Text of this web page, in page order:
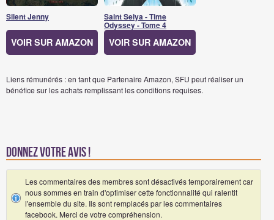
Silent Jenny
VOIR SUR AMAZON
Saint Seiya - Time
Odyssey - Tome 4
VOIR SUR AMAZON
Liens rémunérés : en tant que Partenaire Amazon, SFU peut réaliser un
bénéfice sur les achats remplissant les conditions requises.
Donnez votre avis !
Les commentaires des membres sont désactivés temporairement car
nous sommes en train d'optimiser cette fonctionnalité qui ralentit
l'ensemble du site. Ils sont remplacés par les commentaires
facebook. Merci de votre compréhension.